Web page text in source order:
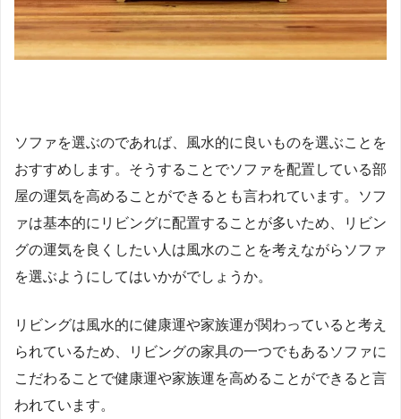
ソファを選ぶのであれば、風水的に良いものを選ぶことを
おすすめします。そうすることでソファを配置している部
屋の運気を高めることができるとも言われています。ソフ
ァは基本的にリビングに配置することが多いため、リビン
グの運気を良くしたい人は風水のことを考えながらソファ
を選ぶようにしてはいかがでしょうか。
リビングは風水的に健康運や家族運が関わっていると考え
られているため、リビングの家具の一つでもあるソファに
こだわることで健康運や家族運を高めることができると言
われています。